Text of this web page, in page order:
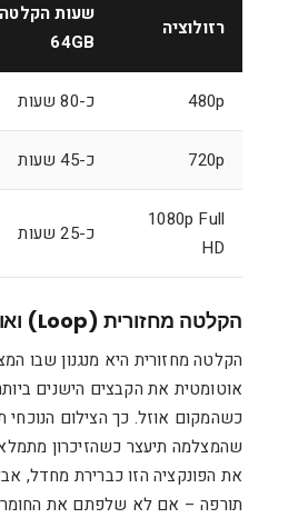
רזולוציה
שעות
64GB
480p כ-80 שעות
720p כ-45 שעות
1080p Full
HD
כ-25 שעות
הקלטה מחזורית (Loop) ואובדן מידע
הקלטה מחזורית היא מנגנון שבו
אוטומטית את הקבצים הישנים
כשהמקום אוזל. כך הצילום הנוכחי
שהמצלמה תיעצר כשהזיכרון
את הפונקציה הזו כברירת מחדל,
תורפה – אם לא שלפתם את